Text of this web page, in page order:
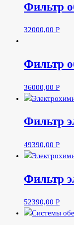
Фильтр
32000,00 Р
Фильтр
36000,00 Р
Фильтр
49390,00 Р
Фильтр
52390,00 Р